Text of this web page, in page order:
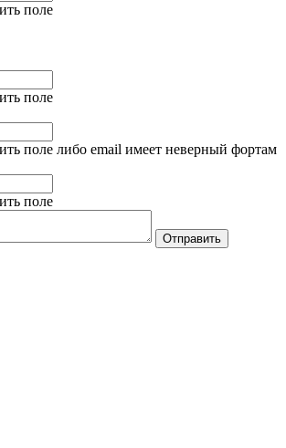
поле
поле
поле либо email имеет неверный фортам
поле
Отправить